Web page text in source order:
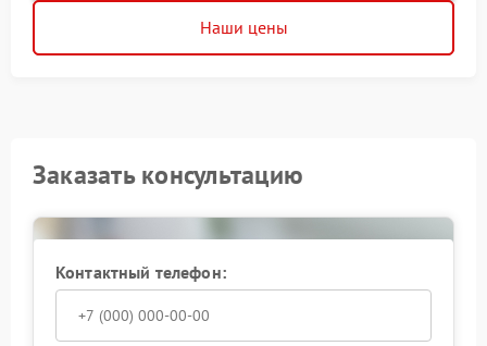
Наши цены
Заказать консультацию
Контактный телефон: